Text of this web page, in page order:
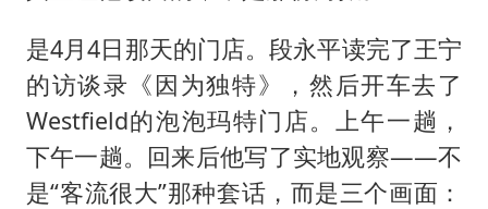
是4月4日那天的门店。段永平读完了王宁
的访谈录《因为独特》，然后开车去了
Westfield的泡泡玛特门店。上午一趟，
下午一趟。回来后他写了实地观察——不
是“客流很大”那种套话，而是三个画面：